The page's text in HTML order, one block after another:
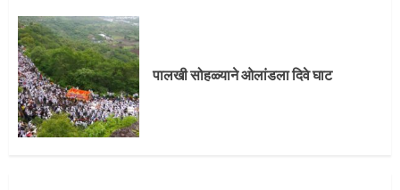
पालखी सोहळ्याने ओलांडला दिवे घाट